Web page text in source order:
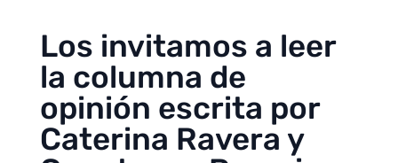
Los invitamos a leer
la columna de
opinión escrita por
Caterina Ravera y